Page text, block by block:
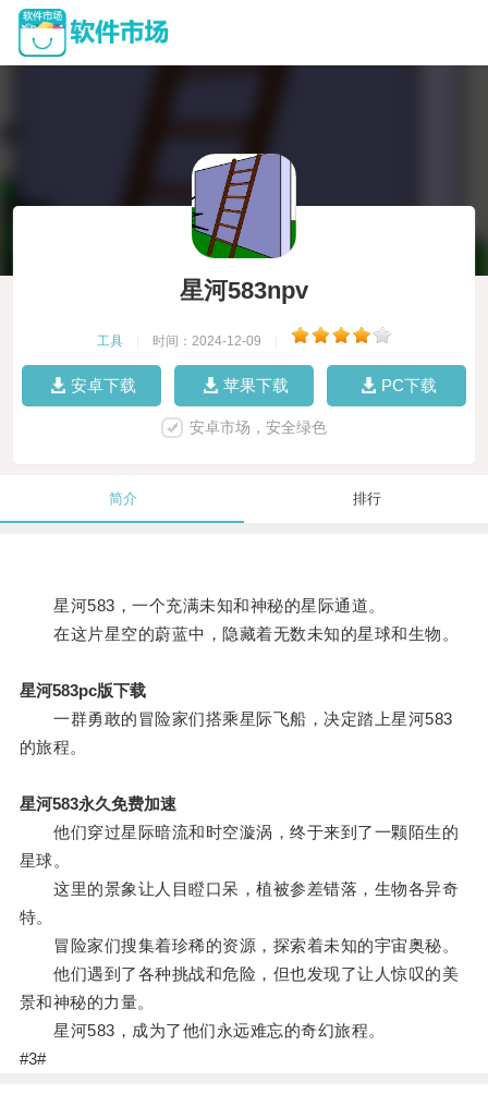
星河583npv
工具 时间：2024-12-09
安卓下载 苹果下载 PC下载
安卓市场，安全绿色
简介 排行
星河583，一个充满未知和神秘的星际通道。
在这片星空的蔚蓝中，隐藏着无数未知的星球和生物。
星河583pc版下载
一群勇敢的冒险家们搭乘星际飞船，决定踏上星河583
的旅程。
星河583永久免费加速
他们穿过星际暗流和时空漩涡，终于来到了一颗陌生的
星球。
这里的景象让人目瞪口呆，植被参差错落，生物各异奇
特。
冒险家们搜集着珍稀的资源，探索着未知的宇宙奥秘。
他们遇到了各种挑战和危险，但也发现了让人惊叹的美
景和神秘的力量。
星河583，成为了他们永远难忘的奇幻旅程。
#3#